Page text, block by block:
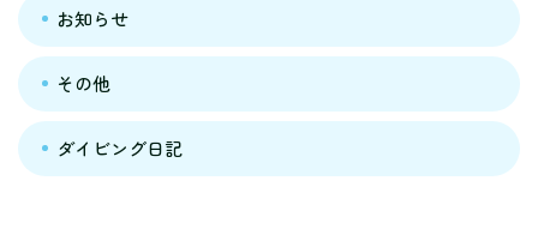
お知らせ
その他
ダイビング日記